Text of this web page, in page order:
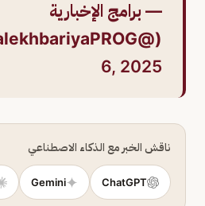
— برامج الإخبارية
(@alekhbariyaPROG)
6, 2025
ناقش الخبر مع الذكاء الاصطناعي
ChatGPT
Gemini